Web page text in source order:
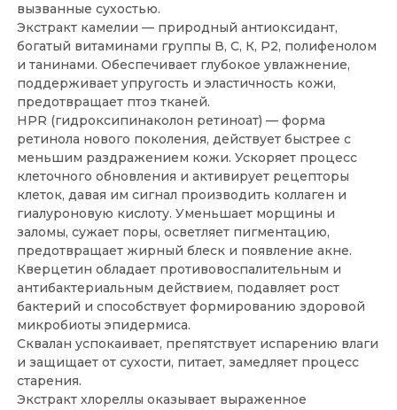
вызванные сухостью.
Экстракт камелии — природный антиоксидант,
богатый витаминами группы В, С, К, P2, полифенолом
и танинами. Обеспечивает глубокое увлажнение,
поддерживает упругость и эластичность кожи,
предотвращает птоз тканей.
HPR (гидроксипинаколон ретиноат) — форма
ретинола нового поколения, действует быстрее с
меньшим раздражением кожи. Ускоряет процесс
клеточного обновления и активирует рецепторы
клеток, давая им сигнал производить коллаген и
гиалуроновую кислоту. Уменьшает морщины и
заломы, сужает поры, осветляет пигментацию,
предотвращает жирный блеск и появление акне.
Кверцетин обладает противовоспалительным и
антибактериальным действием, подавляет рост
бактерий и способствует формированию здоровой
микробиоты эпидермиса.
Сквалан успокаивает, препятствует испарению влаги
и защищает от сухости, питает, замедляет процесс
старения.
Экстракт хлореллы оказывает выраженное